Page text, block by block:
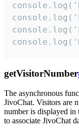
getVisitorNumber
The asynchronous
JivoChat. Visitors are
number is displayed in
to associate JivoChat